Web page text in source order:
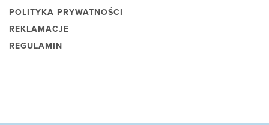
POLITYKA PRYWATNOŚCI
REKLAMACJE
REGULAMIN